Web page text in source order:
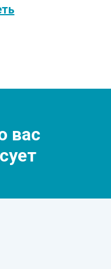
вас